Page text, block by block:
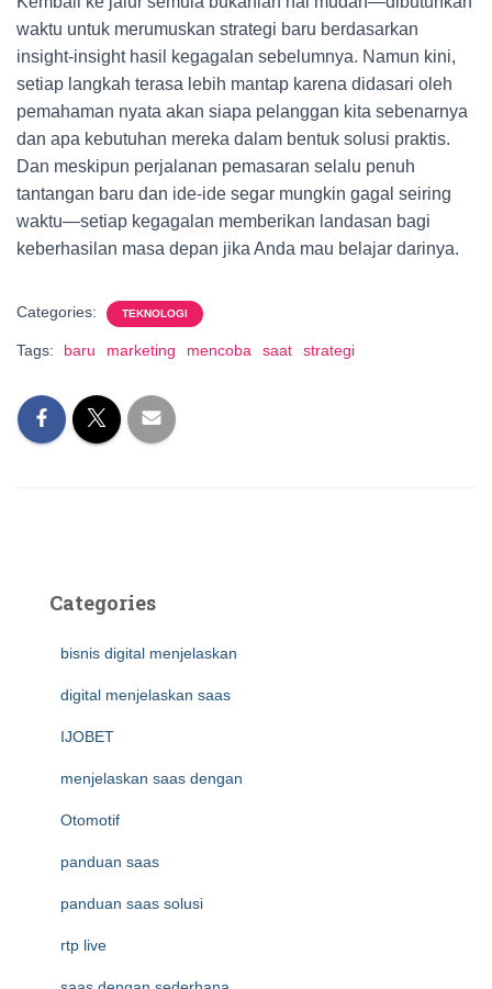
waktu untuk merumuskan strategi baru berdasarkan
insight-insight hasil kegagalan sebelumnya. Namun kini,
setiap langkah terasa lebih mantap karena didasari oleh
pemahaman nyata akan siapa pelanggan kita sebenarnya
dan apa kebutuhan mereka dalam bentuk solusi praktis.
Dan meskipun perjalanan pemasaran selalu penuh
tantangan baru dan ide-ide segar mungkin gagal seiring
waktu—setiap kegagalan memberikan landasan bagi
keberhasilan masa depan jika Anda mau belajar darinya.
Categories: TEKNOLOGI
Tags: baru marketing mencoba saat strategi
Categories
bisnis digital menjelaskan
digital menjelaskan saas
IJOBET
menjelaskan saas dengan
Otomotif
panduan saas
panduan saas solusi
rtp live